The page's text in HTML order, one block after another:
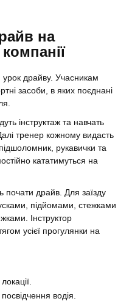
на
урок драйву. Учасникам
засоби, в яких поєднані
інструктаж та навчать
тренер кожному видасть
рукавички та
кататимуться на
почати драйв. Для заїзду
підйомами, стежками
Інструктор
усієї прогулянки на
водія.